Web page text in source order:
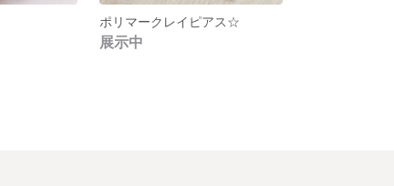
ポリマークレイピアス☆
展示中